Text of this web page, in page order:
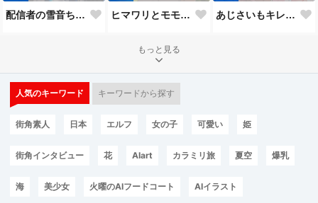
配信者の雪音ちゃん ヒマワリとモモちゃん♥ あじさいもキレイだね♥
もっと見る
人気のキーワード キーワードから探す
街角素人 日本 エルフ 女の子 可愛い 姫
街角インタビュー 花 AIart カラミリ旅 夏空 爆乳
海 美少女 火曜のAIフードコート AIイラスト